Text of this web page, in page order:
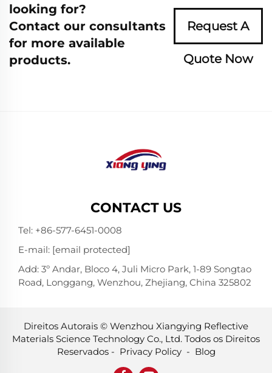
looking for?
Contact our consultants
for more available
products.
Request A
Quote Now
CONTACT US
Tel: +86-577-6451-0008
E-mail: [email protected]
Add: 3º Andar, Bloco 4, Juli Micro Park, 1-89 Songtao
Road, Longgang, Wenzhou, Zhejiang, China 325802
Direitos Autorais © Wenzhou Xiangying Reflective
Materials Science Technology Co., Ltd. Todos os Direitos
Reservados - Privacy Policy - Blog